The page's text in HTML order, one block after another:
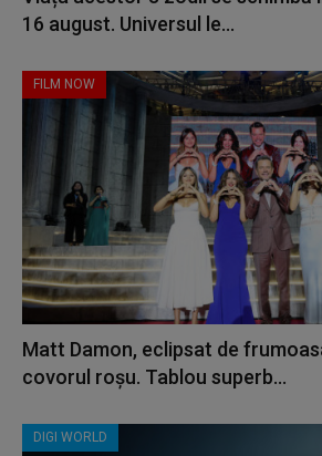
16 august. Universul le...
FILM NOW
Matt Damon, eclipsat de
covorul roșu. Tablou superb...
DIGI WORLD